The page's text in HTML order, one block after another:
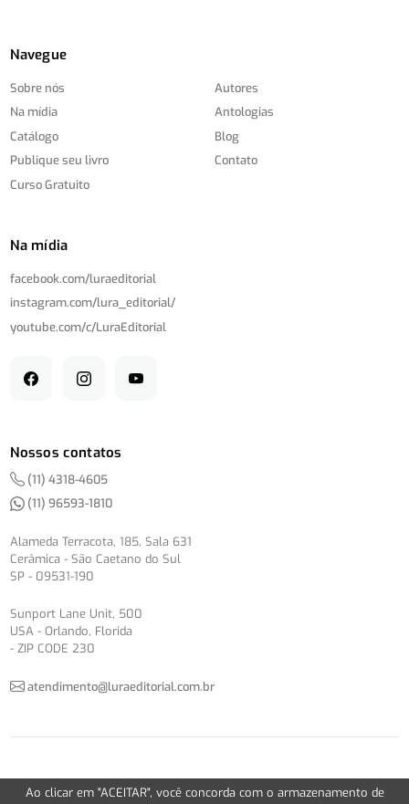
Navegue
Sobre nós
Na mídia
Catálogo
Publique seu livro
Curso Gratuito
Autores
Antologias
Blog
Contato
Na mídia
facebook.com/luraeditorial
instagram.com/lura_editorial/
youtube.com/c/LuraEditorial
Nossos contatos
(11) 4318-4605
(11) 96593-1810
Alameda Terracota, 185, Sala 631
Cerâmica - São Caetano do Sul
SP - 09531-190
Sunport Lane Unit, 500
USA - Orlando, Florida
- ZIP CODE 230
atendimento@luraeditorial.com.br
© Copyright 2012-2026 -Política de Privacidade
Ao clicar em "ACEITAR", você concorda com o armazenamento de